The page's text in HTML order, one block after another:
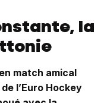
la
match amical
l’Euro Hockey